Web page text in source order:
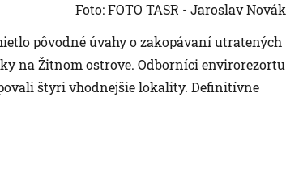
Foto: FOTO TASR - Jaroslav Novák
pôvodné úvahy o zakopávaní utratených
na Žitnom ostrove. Odborníci envirorezortu
štyri vhodnejšie lokality. Definitívne